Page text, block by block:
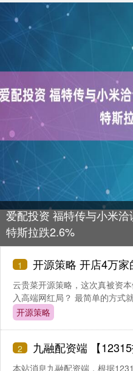
爱配投资 福特传与小米
特斯拉跌2.6%
1 开源策略 开店4万家
云贵菜开源策略，这次真被资
入高端网红局？ 最简单的方式
开源策略
2 九融配资端 【12315投诉公示】汇嘉时代
本站消息九融配资端，根据